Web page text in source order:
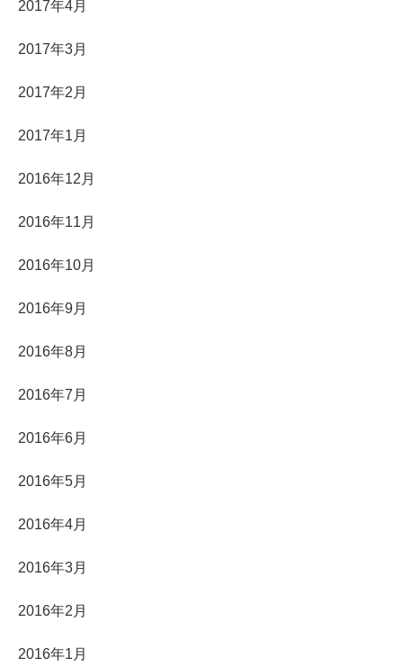
2017年4月
2017年3月
2017年2月
2017年1月
2016年12月
2016年11月
2016年10月
2016年9月
2016年8月
2016年7月
2016年6月
2016年5月
2016年4月
2016年3月
2016年2月
2016年1月